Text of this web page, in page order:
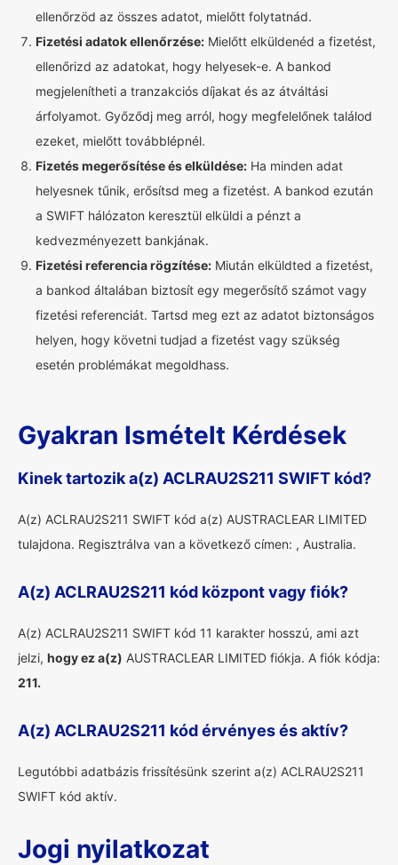
ellenőrzöd az összes adatot, mielőtt folytatnád.
Fizetési adatok ellenőrzése: Mielőtt elküldenéd a fizetést,
ellenőrizd az adatokat, hogy helyesek-e. A bankod
megjelenítheti a tranzakciós díjakat és az átváltási
árfolyamot. Győződj meg arról, hogy megfelelőnek találod
ezeket, mielőtt továbblépnél.
Fizetés megerősítése és elküldése: Ha minden adat
helyesnek tűnik, erősítsd meg a fizetést. A bankod ezután
a SWIFT hálózaton keresztül elküldi a pénzt a
kedvezményezett bankjának.
Fizetési referencia rögzítése: Miután elküldted a fizetést,
a bankod általában biztosít egy megerősítő számot vagy
fizetési referenciát. Tartsd meg ezt az adatot biztonságos
helyen, hogy követni tudjad a fizetést vagy szükség
esetén problémákat megoldhass.
Gyakran Ismételt Kérdések
Kinek tartozik a(z) ACLRAU2S211 SWIFT kód?
A(z) ACLRAU2S211 SWIFT kód a(z) AUSTRACLEAR LIMITED
tulajdona. Regisztrálva van a következő címen: , Australia.
A(z) ACLRAU2S211 kód központ vagy fiók?
A(z) ACLRAU2S211 SWIFT kód 11 karakter hosszú, ami azt
jelzi, hogy ez a(z) AUSTRACLEAR LIMITED fiókja. A fiók kódja:
211.
A(z) ACLRAU2S211 kód érvényes és aktív?
Legutóbbi adatbázis frissítésünk szerint a(z) ACLRAU2S211
SWIFT kód aktív.
Jogi nyilatkozat